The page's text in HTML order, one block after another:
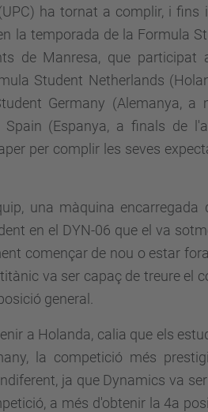
ha tornat a complir, i fins
la temporada de la Formula
de Manresa, que participat
Student Netherlands
Germany (Alemanya, a
(Espanya, a finals de
per complir les seves
una màquina encarregada
en el DYN-06 que el va
començar de nou o estar
va ser capaç de treure el
general.
a Holanda, calia que els
la competició més
ja que Dynamics va
a més d'obtenir la 4a